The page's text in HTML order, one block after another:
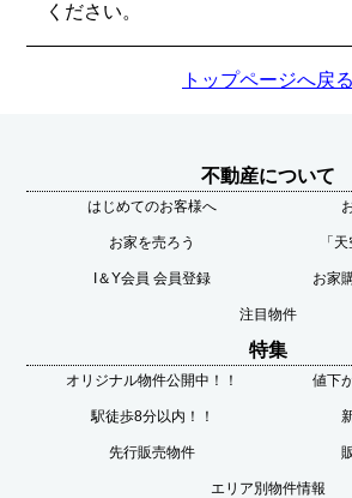
ください。
トップページへ戻る
不動産について
はじめてのお客様へ
お家を売ろう 「
I＆Y会員 会員登録 お家
注目物件
特集
オリジナル物件公開中！！ 値下
駅徒歩8分以内！！
先行販売物件
エリア別物件情報